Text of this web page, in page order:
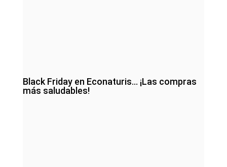
Black Friday en Econaturis… ¡Las compras
más saludables!